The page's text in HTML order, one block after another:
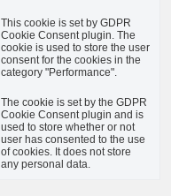
This cookie is set by GDPR
Cookie Consent plugin. The
cookie is used to store the user
consent for the cookies in the
category "Performance".
The cookie is set by the GDPR
Cookie Consent plugin and is
used to store whether or not
user has consented to the use
of cookies. It does not store
any personal data.